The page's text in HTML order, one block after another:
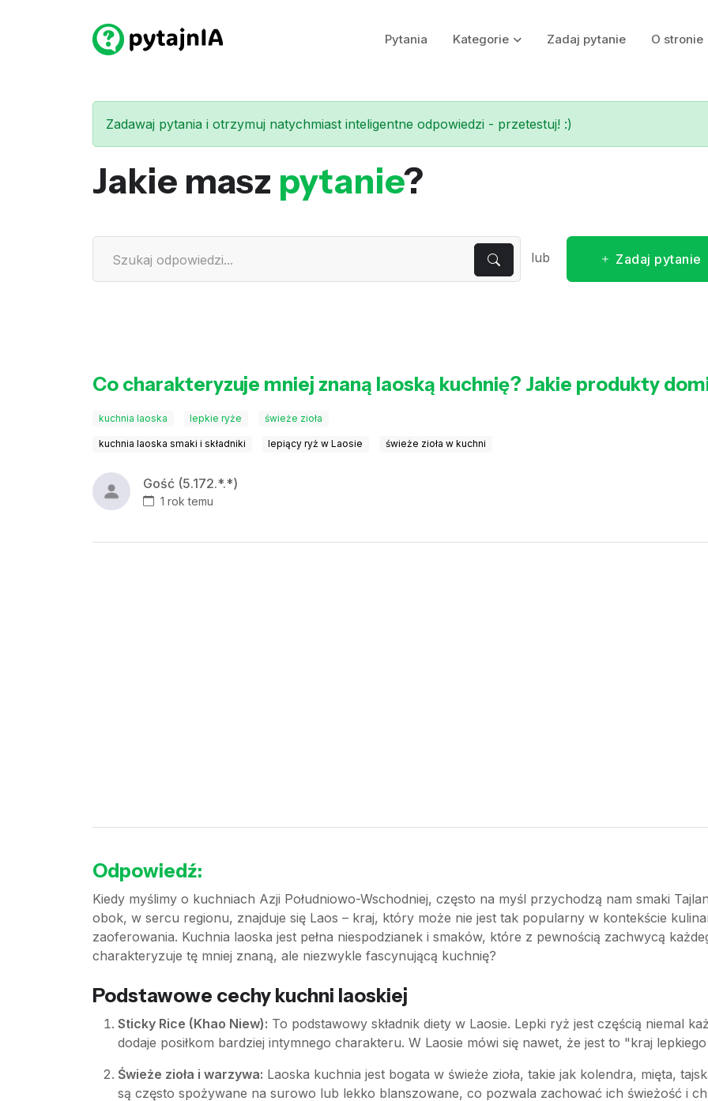
Pytania Kategorie Zadaj pytanie O stronie
Zadawaj pytania i otrzymuj natychmiast inteligentne odpowiedzi - przetestuj! :)
Jakie masz pytanie?
lub Zadaj pytanie
Co charakteryzuje mniej znaną laoską kuchnię? Jakie produkty
kuchnia laoska lepkie ryże świeże zioła
kuchnia laoska smaki i składniki lepiący ryż w Laosie świeże zioła w kuchni
Gość (5.172.*.*)
1 rok temu
Odpowiedź:
Kiedy myślimy o kuchniach Azji Południowo-Wschodniej, często na myśl przychodzą nam smaki
obok, w sercu regionu, znajduje się Laos – kraj, który może nie jest tak popularny w kontekście
zaoferowania. Kuchnia laoska jest pełna niespodzianek i smaków, które z pewnością zachwycą
charakteryzuje tę mniej znaną, ale niezwykle fascynującą kuchnię?
Podstawowe cechy kuchni laoskiej
Sticky Rice (Khao Niew): To podstawowy składnik diety w Laosie. Lepki ryż jest częścią niemal
dodaje posiłkom bardziej intymnego charakteru. W Laosie mówi się nawet, że jest to "kraj
Świeże zioła i warzywa: Laoska kuchnia jest bogata w świeże zioła, takie jak kolendra, mięta,
są często spożywane na surowo lub lekko blanszowane, co pozwala zachować ich świeżość i